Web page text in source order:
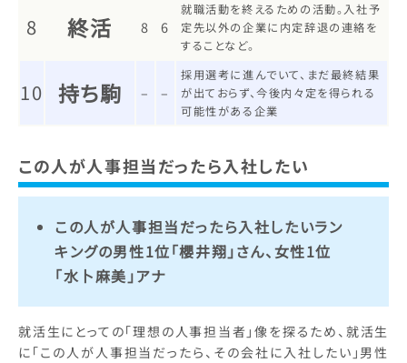
8 終活 8 6
就職活動を終えるための活動。入社予
定先以外の企業に内定辞退の連絡を
することなど。
10 持ち駒 – –
採用選考に進んでいて、まだ最終結果
が出ておらず、今後内々定を得られる
可能性がある企業
この人が人事担当だったら入社したい
この人が人事担当だったら入社したいラン
キングの男性1位「櫻井翔」さん、女性1位
「水卜麻美」アナ
就活生にとっての「理想の人事担当者」像を探るため、就活生
に「この人が人事担当だったら、その会社に入社したい」男性